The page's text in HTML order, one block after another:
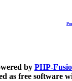
by PHP-
as free software